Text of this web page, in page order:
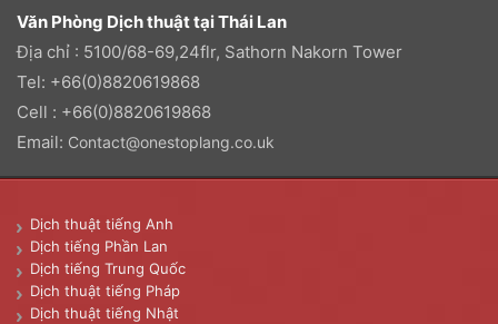
Văn Phòng Dịch thuật tại Thái Lan
Địa chỉ : 5100/68-69,24flr, Sathorn Nakorn Tower
Tel: +66(0)8820619868
Cell : +66(0)8820619868
Email: Contact@onestoplang.co.uk
Dịch thuật tiếng Anh
Dịch tiếng Phần Lan
Dịch tiếng Trung Quốc
Dịch thuật tiếng Pháp
Dịch thuật tiếng Nhật